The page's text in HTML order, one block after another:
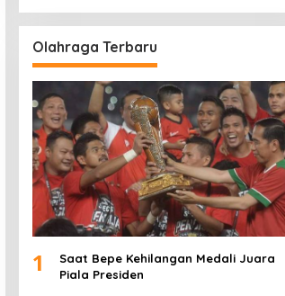
Olahraga Terbaru
1
Saat Bepe Kehilangan Medali Juara
Piala Presiden